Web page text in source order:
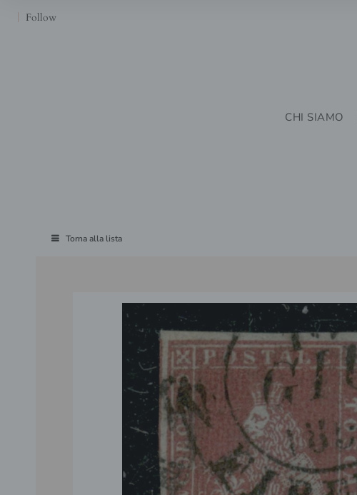
Follow
CHI SIAMO
Torna alla lista